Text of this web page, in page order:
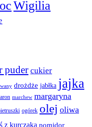
Wigilia
puder cukier
drożdże jabłka jajka
marchew margaryna
ogórek olej oliwa
z kurczaka pomidor